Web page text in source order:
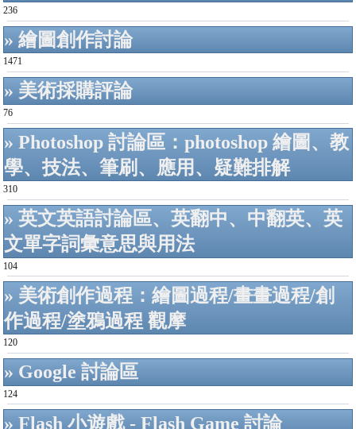
236
» 繪圖創作討論
1471
» 美術採購評論
76
» Photoshop 討論區：photoshop 繪圖、教
學、技法、筆刷、應用、疑難排解
310
» 英文英語討論區、英翻中、中翻英、英
文單字詞彙意思與用法
104
» 美術創作過程：繪圖過程/畫畫過程/創
作過程/塗鴉過程 觀摩
120
» Google 討論區
124
» Flash 小遊戲 - Flash Game 討論